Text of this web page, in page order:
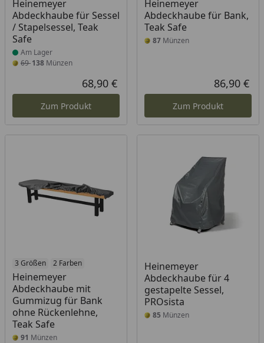
Heinemeyer
Abdeckhaube für Sessel
/ Stapelsessel, Teak
Safe
Am Lager
69138 Münzen
Aktueller Preis
68,90 €
Zum Produkt
Heinemeyer
Abdeckhaube für Bank,
Teak Safe
87 Münzen
86,90 €
Zum Produkt
3 Größen 2 Farben
Heinemeyer
Abdeckhaube mit
Gummizug für Bank
ohne Rückenlehne,
Teak Safe
91 Münzen
Heinemeyer
Abdeckhaube für 4
gestapelte Sessel,
PROsista
85 Münzen